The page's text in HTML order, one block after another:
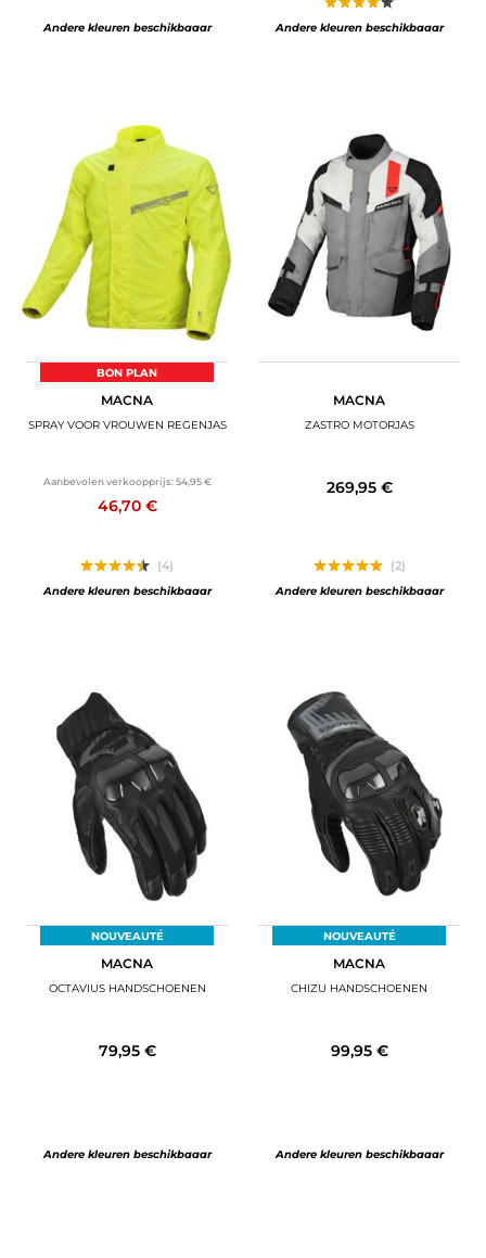
Andere kleuren beschikbaaar Andere kleuren beschikbaaar
BON PLAN
MACNA
SPRAY VOOR VROUWEN REGENJAS
Aanbevolen verkoopprijs: 54,95 €
46,70 €
(4)
Andere kleuren beschikbaaar
MACNA
ZASTRO MOTORJAS
269,95 €
(2)
Andere kleuren beschikbaaar
NOUVEAUTÉ
MACNA
OCTAVIUS HANDSCHOENEN
79,95 €
Andere kleuren beschikbaaar
NOUVEAUTÉ
MACNA
CHIZU HANDSCHOENEN
99,95 €
Andere kleuren beschikbaaar